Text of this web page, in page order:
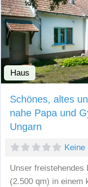
Haus
Schönes, altes
nahe Papa und
Ungarn
Keine
Unser freistehendes
(2.500 qm) in einem